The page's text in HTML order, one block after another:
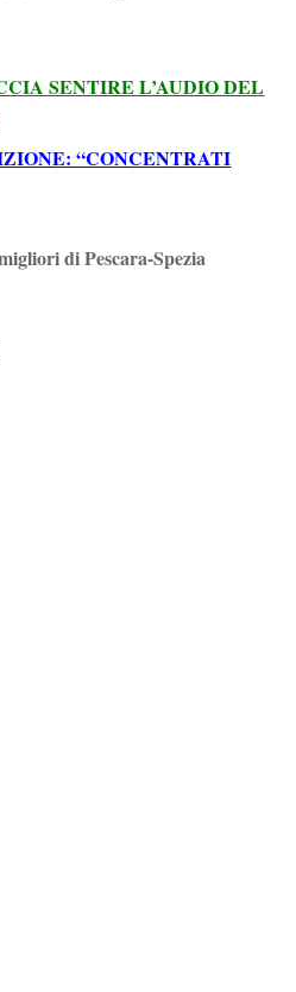
SENTIRE L’AUDIO DEL
“CONCENTRATI
di Pescara-Spezia